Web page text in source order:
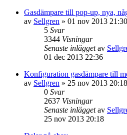
Gasdämpare till pop-up, nya,
av Sellgren » 01 nov 2013 21:30
5 Svar
3344 Visningar
Senaste inläggetav
01 dec 2013 22:36
Konfiguration gasdämpare till
av Sellgren » 25 nov 2013 20:18
0 Svar
2637 Visningar
Senaste inläggetav
25 nov 2013 20:18